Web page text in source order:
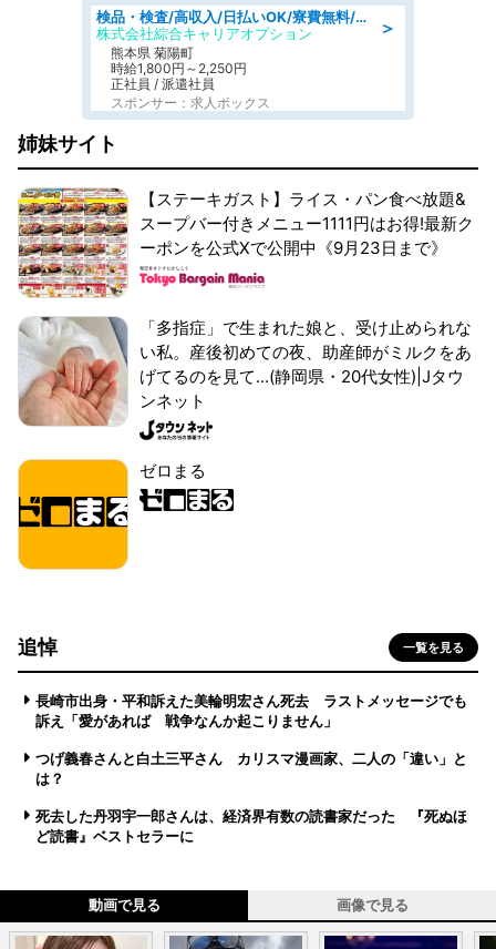
＞
検品・検査/高収入/日払いOK/寮費無料/日勤/20・30・40代活躍中
株式会社綜合キャリアオプション
熊本県 菊陽町
時給1,800円～2,250円
正社員 / 派遣社員
スポンサー：求人ボックス
姉妹サイト
【ステーキガスト】ライス・パン食べ放題&
スープバー付きメニュー1111円はお得!最新ク
ーポンを公式Xで公開中《9月23日まで》
「多指症」で生まれた娘と、受け止められな
い私。産後初めての夜、助産師がミルクをあ
げてるのを見て...(静岡県・20代女性)|Jタウ
ンネット
ゼロまる
追悼 一覧を見る
長崎市出身・平和訴えた美輪明宏さん死去 ラストメッセージでも
訴え「愛があれば 戦争なんか起こりません」
つげ義春さんと白土三平さん カリスマ漫画家、二人の「違い」と
は？
死去した丹羽宇一郎さんは、経済界有数の読書家だった 『死ぬほ
ど読書』ベストセラーに
動画で見る 画像で見る